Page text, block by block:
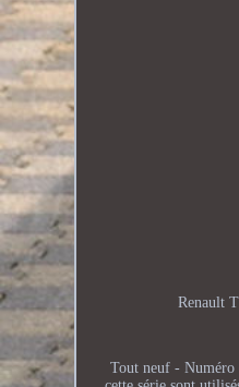
Renault
Tout neuf - Numéro